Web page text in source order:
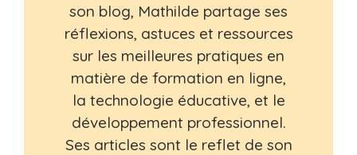
son blog, Mathilde partage ses
réflexions, astuces et ressources
sur les meilleures pratiques en
matière de formation en ligne,
la technologie éducative, et le
développement professionnel.
Ses articles sont le reflet de son